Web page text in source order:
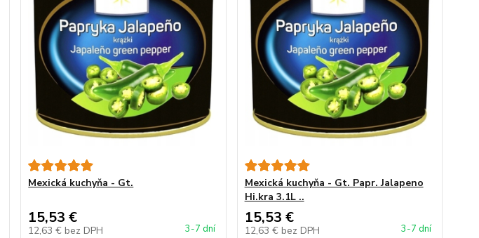
Mexická kuchyňa - Gt.
15,53 €
12,63 € bez DPH 3-7 dní
Mexická kuchyňa - Gt. Papr. Jalapeno
Hi.kra 3.1L ..
15,53 €
12,63 € bez DPH 3-7 dní